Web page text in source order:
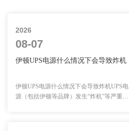
2026
08-07
伊顿UPS电源什么情况下会导致炸机
伊顿UPS电源什么情况下会导致炸机UPS电
源（包括伊顿等品牌）发生“炸机”等严重故